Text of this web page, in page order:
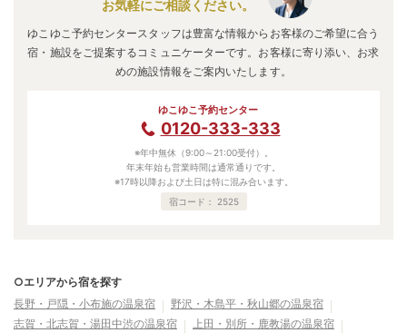
お気軽にご相談ください。
ゆこゆこ予約センタースタッフは豊富な情報からお客様のご希望に合う
宿・施設をご提案するコミュニケーターです。お客様に寄り添い、お求
めの施設情報をご案内いたします。
ゆこゆこ予約センター
0120-333-333
※年中無休（9:00～21:00受付）。
年末年始も営業時間は通常通りです。
※17時以降および土日は特に混み合います。
宿コード：
2525
○エリアから宿を探す
長野・戸隠・小布施の温泉宿
野沢・木島平・秋山郷の温泉宿
志賀・北志賀・湯田中渋の温泉宿
上田・別所・鹿教湯の温泉宿